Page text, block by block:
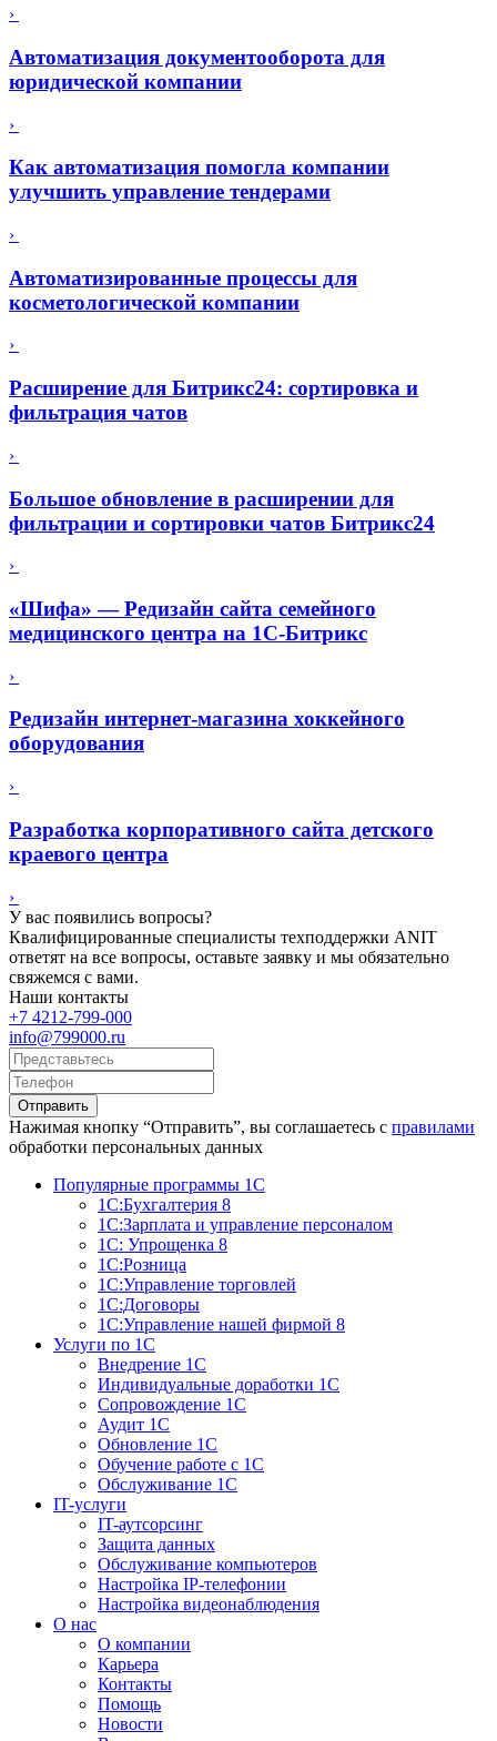
›
Автоматизация документооборота для
юридической компании
›
Как автоматизация помогла компании
улучшить управление тендерами
›
Автоматизированные процессы для
косметологической компании
›
Расширение для Битрикс24: сортировка и
фильтрация чатов
›
Большое обновление в расширении для
фильтрации и сортировки чатов Битрикс24
›
«Шифа» — Редизайн сайта семейного
медицинского центра на 1С-Битрикс
›
Редизайн интернет-магазина хоккейного
оборудования
›
Разработка корпоративного сайта детского
краевого центра
›
У вас появились вопросы?
Квалифицированные специалисты техподдержки ANIT
ответят на все вопросы, оставьте заявку и мы обязательно
свяжемся с вами.
Наши контакты
+7 4212-799-000
info@799000.ru
Отправить
Нажимая кнопку “Отправить”, вы соглашаетесь с правилами
обработки персональных данных
Популярные программы 1С
1С:Бухгалтерия 8
1С:Зарплата и управление персоналом
1С: Упрощенка 8
1С:Розница
1С:Управление торговлей
1С:Договоры
1С:Управление нашей фирмой 8
Услуги по 1С
Внедрение 1С
Индивидуальные доработки 1С
Сопровождение 1С
Аудит 1С
Обновление 1С
Обучение работе с 1С
Обслуживание 1С
IT-услуги
IT-аутсорсинг
Защита данных
Обслуживание компьютеров
Настройка IP-телефонии
Настройка видеонаблюдения
О нас
О компании
Карьера
Контакты
Помощь
Новости